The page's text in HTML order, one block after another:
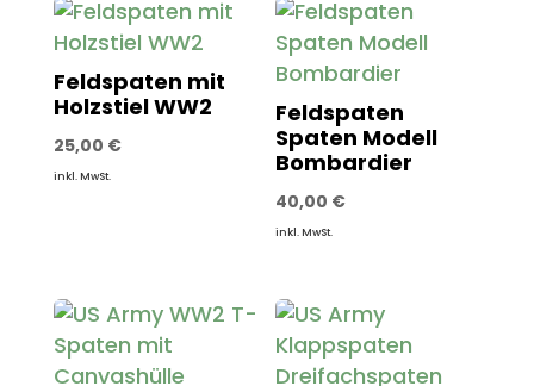
Feldspaten mit
Holzstiel WW2
25,00 €
inkl. MwSt.
Feldspaten
Spaten Modell
Bombardier
40,00 €
inkl. MwSt.